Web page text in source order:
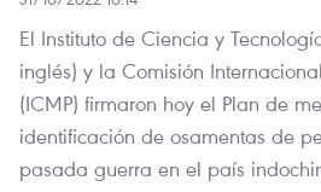
El Instituto de Ciencia y
inglés) y la Comisión
(ICMP) firmaron hoy el Plan de
identificación de osamentas de
pasada guerra en el país